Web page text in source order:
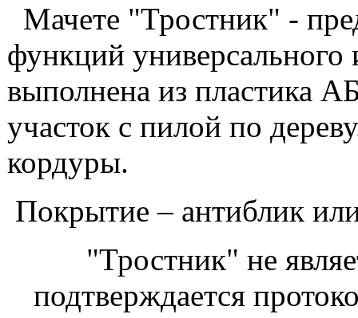
Мачете "Тростник" -
функций универсального
выполнена из пластика
участок с пилой по
кордуры.
Покрытие – антиблик
"Тростник" не
подтверждается